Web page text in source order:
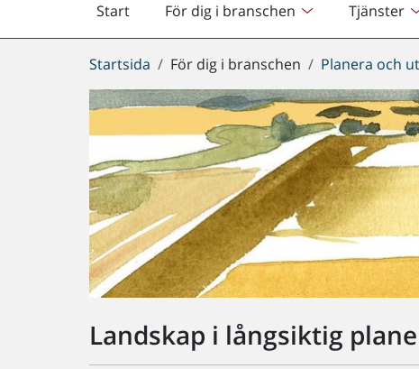
Start
Startsida För dig i branschen Tjänster
Du
är
här:
Startsida För dig i branschen Planera och
Landskap i långsiktig